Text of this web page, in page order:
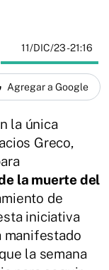
11/DIC/23- 21:16
Agregar a Google
la única
Greco,
la muerte del
de
iniciativa
manifestado
la semana